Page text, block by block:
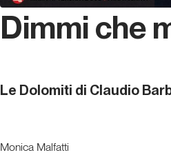
Dimmi che
Le Dolomiti di Claudio
Monica Malfatti